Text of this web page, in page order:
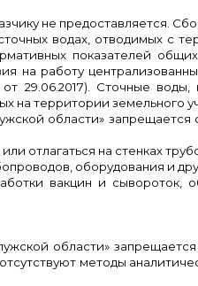
не предоставляется.
водах, отводимых с
показателей
на работу
29.06.2017). Сточные
территории земельного
области»
отлагаться на стенках
оборудования и
вакцин и сывороток,
области»
методы